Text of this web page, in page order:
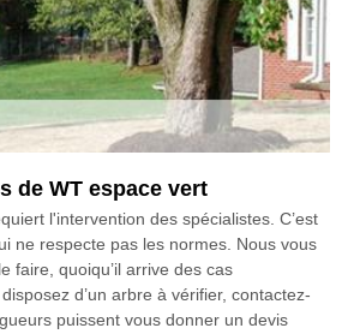
de WT espace vert
l'intervention des spécialistes. C’est
ne respecte pas les normes. Nous vous
faire, quoiqu’il arrive des cas
d’un arbre à vérifier, contactez-
puissent vous donner un devis